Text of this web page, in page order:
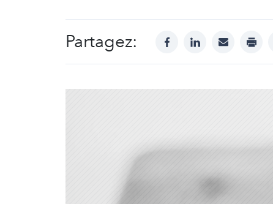
Partagez: facebooklinkedinmail print